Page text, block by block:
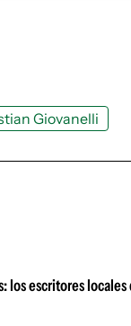
Giovanelli
los escritores